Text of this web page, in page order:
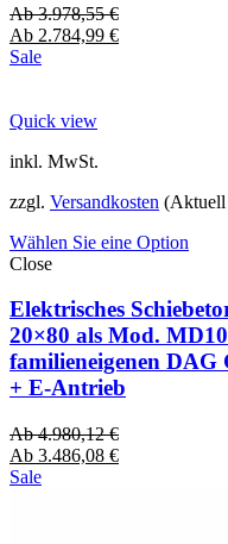
Ab3.978,55€
Ab 2.784,99 €
Sale
Quick view
inkl. MwSt.
zzgl. Versandkosten (Aktuell
Wählen Sie eine Option
Close
Elektrisches
20×80 als Mod.
familieneigenen
+ E-Antrieb
Ab4.980,12€
Ab 3.486,08 €
Sale